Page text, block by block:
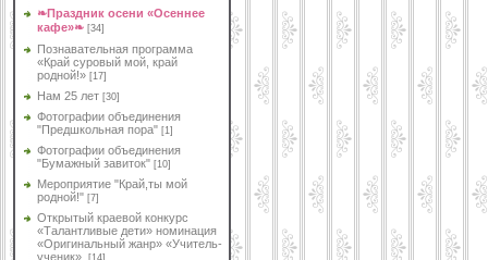
❧Праздник осени «Осеннее
кафе»❧ [34]
Познавательная программа
«Край суровый мой, край
родной!» [17]
Нам 25 лет [30]
Фотографии объединения
"Предшкольная пора" [1]
Фотографии объединения
"Бумажный завиток" [10]
Мероприятие "Край,ты мой
родной!" [7]
Открытый краевой конкурс
«Талантливые дети» номинация
«Оригинальный жанр» «Учитель-
ученик».
[14]